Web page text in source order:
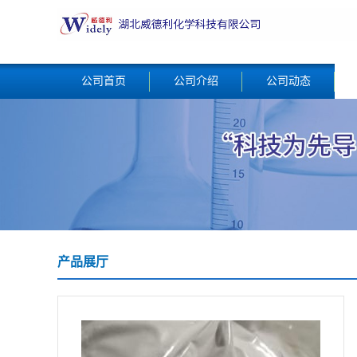
公司首页 公司介绍 公司动态
产品展厅